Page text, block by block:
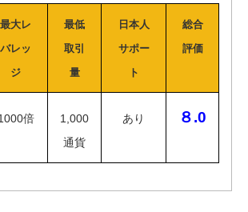
最大レ
バレッ
ジ
最低
取引
量
日本人
サポー
ト
総合
評価
倍
1,000
通貨
あり ８.0